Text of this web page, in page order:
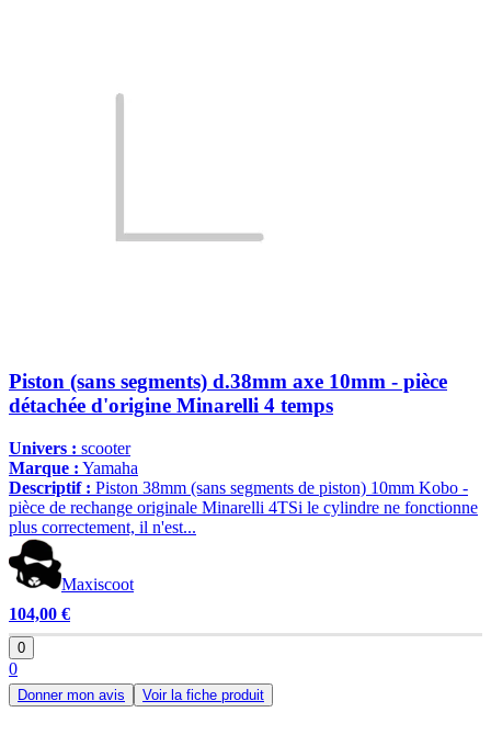
Piston (sans segments) d.38mm axe 10mm - pièce
détachée d'origine Minarelli 4 temps
Univers : scooter
Marque : Yamaha
Descriptif : Piston 38mm (sans segments de piston) 10mm Kobo -
pièce de rechange originale Minarelli 4TSi le cylindre ne fonctionne
plus correctement, il n'est...
Maxiscoot
104,00 €
0
0
Donner mon avis Voir la fiche produit